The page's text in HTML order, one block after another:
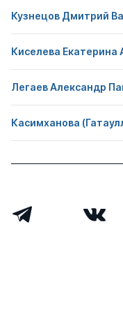
Кузнецов Дмитрий
Киселева Екатерина
Легаев Александр
Касимханова